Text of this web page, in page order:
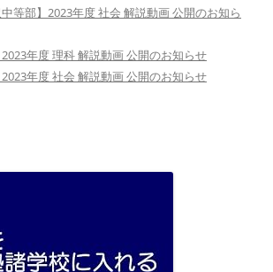
中等部】2023年度 社会 解説動画 公開のお知ら
2023年度 理科 解説動画 公開のお知らせ
2023年度 社会 解説動画 公開のお知らせ